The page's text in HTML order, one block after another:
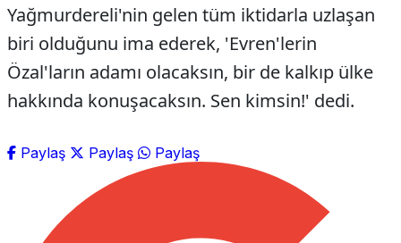
Yağmurdereli'nin gelen tüm iktidarla uzlaşan
biri olduğunu ima ederek, 'Evren'lerin
Özal'ların adamı olacaksın, bir de kalkıp ülke
hakkında konuşacaksın. Sen kimsin!' dedi.
Paylaş Paylaş Paylaş